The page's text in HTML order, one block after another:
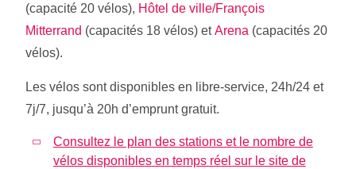
(capacité 20 vélos), Hôtel de ville/François
Mitterrand (capacités 18 vélos) etArena (capacités 20
vélos).
Les vélos sont disponibles en libre-service, 24h/24 et
7j/7, jusqu’à 20h d’emprunt gratuit.
Consultez le plan des stations et le nombre de
vélos disponibles en temps réel sur le site de